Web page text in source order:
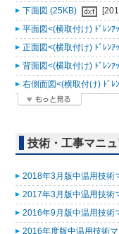
下面図 (25KB)
平面図<(横取付け) ﾄﾞﾚﾝｱ
正面図<(横取付け) ﾄﾞﾚﾝｱ
背面図<(横取付け) ﾄﾞﾚﾝｱ
右側面図<(横取付け) ﾄﾞﾚ
技術・工事マニ
2018年3月版中温用技術
2017年3月版中温用技術
2016年9月版中温用技術
2016年度版中温用技術